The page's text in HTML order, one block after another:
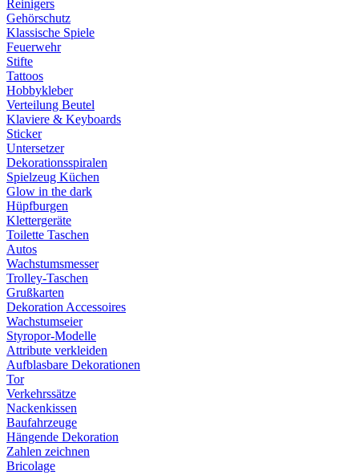
Reinigers
Gehörschutz
Klassische Spiele
Feuerwehr
Stifte
Tattoos
Hobbykleber
Verteilung Beutel
Klaviere & Keyboards
Sticker
Untersetzer
Dekorationsspiralen
Spielzeug Küchen
Glow in the dark
Hüpfburgen
Klettergeräte
Toilette Taschen
Autos
Wachstumsmesser
Trolley-Taschen
Grußkarten
Dekoration Accessoires
Wachstumseier
Styropor-Modelle
Attribute verkleiden
Aufblasbare Dekorationen
Tor
Verkehrssätze
Nackenkissen
Baufahrzeuge
Hängende Dekoration
Zahlen zeichnen
Bricolage